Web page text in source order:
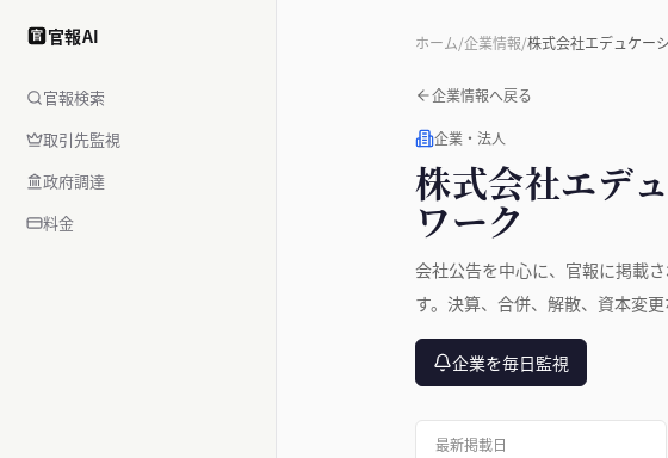
官 官報AI
官報検索
取引先監視
政府調達
料金
ホーム/企業情報/株式会社エデュケー
企業情報へ戻る
企業・法人
株式会社エデ
ワーク
会社公告を中心に、官報に掲載
す。決算、合併、解散、資本変更
企業を毎日監視
最新掲載日